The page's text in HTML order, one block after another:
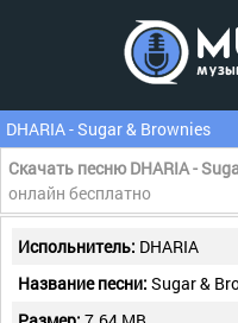
DHARIA - Sugar & Brownies
Скачать песню DHARIA -
онлайн бесплатно
Испольнитель: DHARIA
Название песни: Sugar &